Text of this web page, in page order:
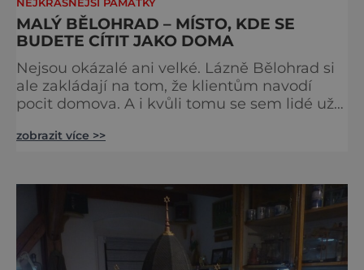
NEJKRÁSNĚJŠÍ PAMÁTKY
MALÝ BĚLOHRAD – MÍSTO, KDE SE
BUDETE CÍTIT JAKO DOMA
Nejsou okázalé ani velké. Lázně Bělohrad si
ale zakládají na tom, že klientům navodí
pocit domova. A i kvůli tomu se sem lidé už
lázeňské koncerty ani velkolepé akce.
nevšimne, ani se jí kolonáda vlastně neříká.
zobrazit více >>